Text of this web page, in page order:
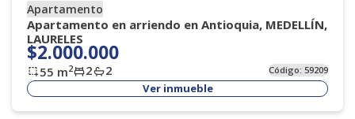
Apartamento
Apartamento en arriendo en Antioquia, MEDELLÍN,
LAURELES
$2.000.000
55 m2 2 2 Código: 59209
Ver inmueble